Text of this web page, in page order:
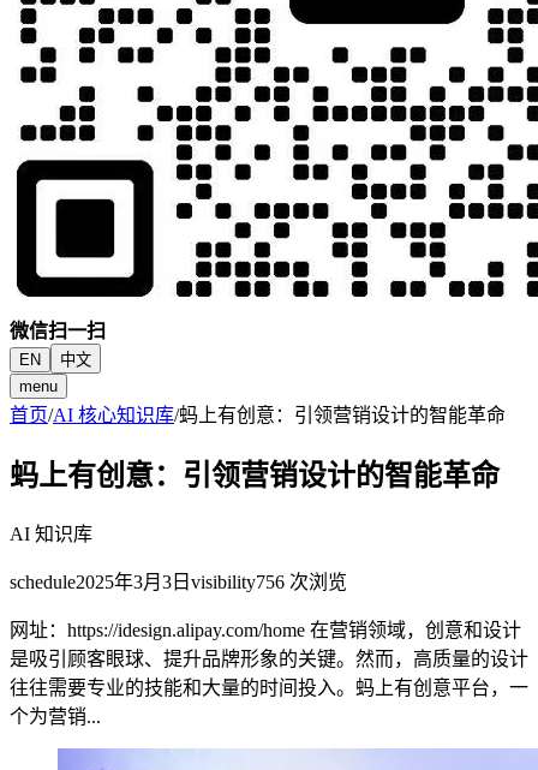
微信扫一扫
EN
中文
menu
首页/AI 核心知识库/蚂上有创意：引领营销设计的智能革命
蚂上有创意：引领营销设计的智能革命
AI 知识库
schedule2025年3月3日 visibility756 次浏览
网址：https://idesign.alipay.com/home 在营销领域，创意和设计
是吸引顾客眼球、提升品牌形象的关键。然而，高质量的设计
往往需要专业的技能和大量的时间投入。蚂上有创意平台，一
个为营销...